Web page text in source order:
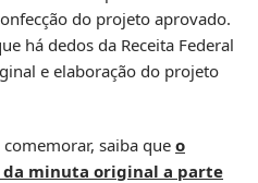
do projeto aprovado.
há dedos da Receita Federal
e elaboração do projeto
saiba que o
minuta original a parte